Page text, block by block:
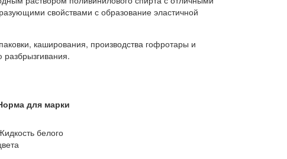
свойствами с образование эластичной
каширования, производства гофротары и
разбрызгивания.
для марки
белого